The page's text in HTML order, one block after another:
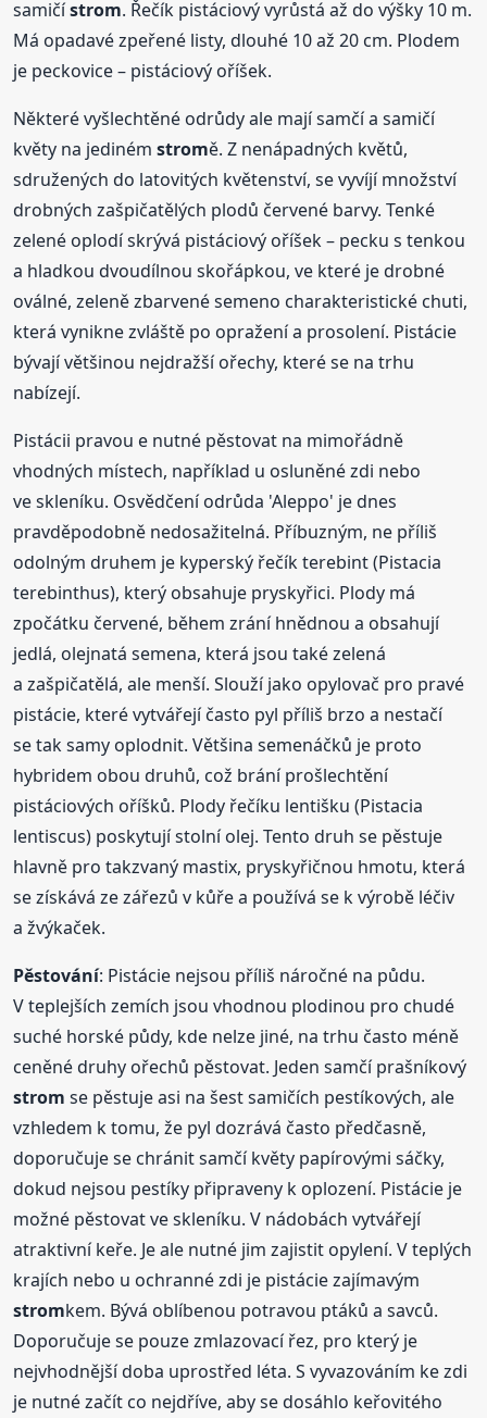
samičístrom. Řečík pistáciový vyrůstá až do výšky 10 m.
Má opadavé zpeřené listy, dlouhé 10 až 20 cm. Plodem
je peckovice – pistáciový oříšek.
Některé vyšlechtěné odrůdy ale mají samčí a samičí
květy na jedinémstromě. Z nenápadných květů,
sdružených do latovitých květenství, se vyvíjí množství
drobných zašpičatělých plodů červené barvy. Tenké
zelené oplodí skrývá pistáciový oříšek – pecku s tenkou
a hladkou dvoudílnou skořápkou, ve které je drobné
oválné, zeleně zbarvené semeno charakteristické chuti,
která vynikne zvláště po opražení a prosolení. Pistácie
bývají většinou nejdražší ořechy, které se na trhu
nabízejí.
Pistácii pravou e nutné pěstovat na mimořádně
vhodných místech, například u osluněné zdi nebo
ve skleníku. Osvědčení odrůda 'Aleppo' je dnes
pravděpodobně nedosažitelná. Příbuzným, ne příliš
odolným druhem je kyperský řečík terebint (Pistacia
terebinthus), který obsahuje pryskyřici. Plody má
zpočátku červené, během zrání hnědnou a obsahují
jedlá, olejnatá semena, která jsou také zelená
a zašpičatělá, ale menší. Slouží jako opylovač pro pravé
pistácie, které vytvářejí často pyl příliš brzo a nestačí
se tak samy oplodnit. Většina semenáčků je proto
hybridem obou druhů, což brání prošlechtění
pistáciových oříšků. Plody řečíku lentišku (Pistacia
lentiscus) poskytují stolní olej. Tento druh se pěstuje
hlavně pro takzvaný mastix, pryskyřičnou hmotu, která
se získává ze zářezů v kůře a používá se k výrobě léčiv
a žvýkaček.
Pěstování: Pistácie nejsou příliš náročné na půdu.
V teplejších zemích jsou vhodnou plodinou pro chudé
suché horské půdy, kde nelze jiné, na trhu často méně
ceněné druhy ořechů pěstovat. Jeden samčí prašníkový
strom se pěstuje asi na šest samičích pestíkových, ale
vzhledem k tomu, že pyl dozrává často předčasně,
doporučuje se chránit samčí květy papírovými sáčky,
dokud nejsou pestíky připraveny k oplození. Pistácie je
možné pěstovat ve skleníku. V nádobách vytvářejí
atraktivní keře. Je ale nutné jim zajistit opylení. V teplých
krajích nebo u ochranné zdi je pistácie zajímavým
stromkem. Bývá oblíbenou potravou ptáků a savců.
Doporučuje se pouze zmlazovací řez, pro který je
nejvhodnější doba uprostřed léta. S vyvazováním ke zdi
je nutné začít co nejdříve, aby se dosáhlo keřovitého